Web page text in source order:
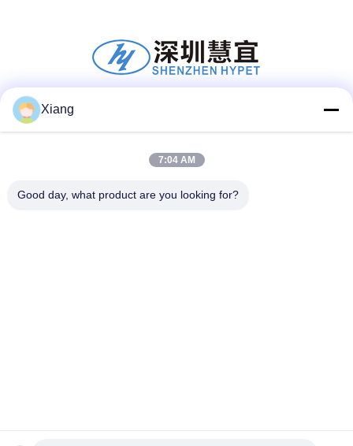
Contato Rápido
Xiang
7:04 AM
Good day, what product are you looking for?